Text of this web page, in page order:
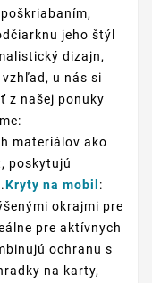
jeho štýl
dizajn,
u nás si
z našej ponuky
materiálov ako
poskytujú
Kryty na mobil :
okrajmi pre
pre aktívnych
ochranu s
na karty,